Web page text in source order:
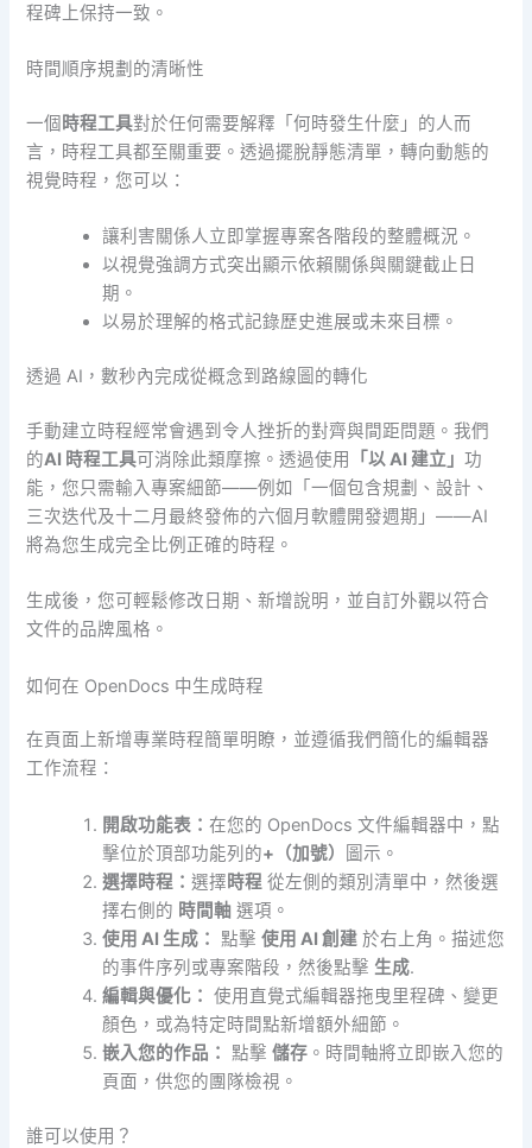
程碑上保持一致。
時間順序規劃的清晰性
一個 時程工具對於任何需要解釋「何時發生什麼」的人而
言，時程工具都至關重要。透過擺脫靜態清單，轉向動態的
視覺時程，您可以：
讓利害關係人立即掌握專案各階段的整體概況。
以視覺強調方式突出顯示依賴關係與關鍵截止日
期。
以易於理解的格式記錄歷史進展或未來目標。
透過 AI，數秒內完成從概念到路線圖的轉化
手動建立時程經常會遇到令人挫折的對齊與間距問題。我們
的AI 時程工具可消除此類摩擦。透過使用 「以 AI 建立」功
能，您只需輸入專案細節——例如「一個包含規劃、設計、
三次迭代及十二月最終發佈的六個月軟體開發週期」——AI
將為您生成完全比例正確的時程。
生成後，您可輕鬆修改日期、新增說明，並自訂外觀以符合
文件的品牌風格。
如何在 OpenDocs 中生成時程
在頁面上新增專業時程簡單明瞭，並遵循我們簡化的編輯器
工作流程：
開啟功能表：在您的 OpenDocs 文件編輯器中，點
擊位於頂部功能列的+（加號）
圖示。
選擇時程：選擇時程 從左側的類別清單中，然後選
擇右側的 時間軸 選項。
使用 AI 生成： 點擊使用 AI 創建 於右上角。描述您
的事件序列或專案階段，然後點擊 生成.
編輯與優化： 使用直覺式編輯器拖曳里程碑、變更
顏色，或為特定時間點新增額外細節。
嵌入您的作品： 點擊儲存 。時間軸將立即嵌入您的
頁面，供您的團隊檢視。
誰可以使用？